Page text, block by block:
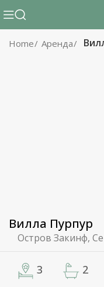
Home Аренда
Вилла Пурпур
Остров Закинф,
3 2